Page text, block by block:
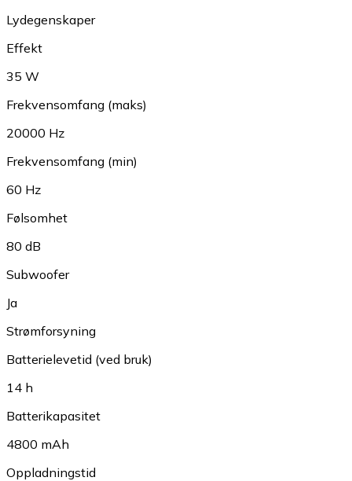
Lydegenskaper
Effekt
35 W
Frekvensomfang (maks)
20000 Hz
Frekvensomfang (min)
60 Hz
Følsomhet
80 dB
Subwoofer
Ja
Strømforsyning
Batterielevetid (ved bruk)
14 h
Batterikapasitet
4800 mAh
Oppladningstid